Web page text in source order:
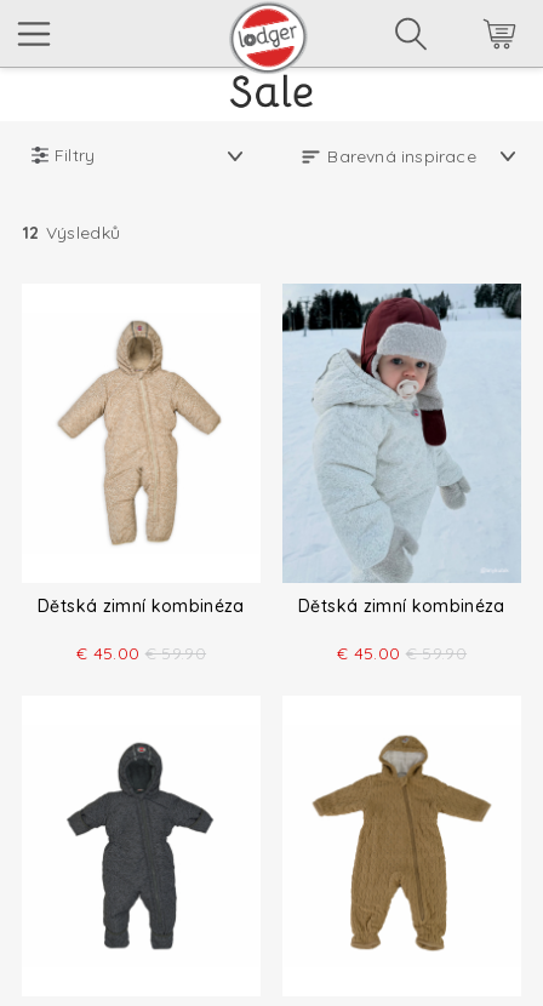
Filtry
12 Výsledků
Dětská zimní kombinéza
€ 45.00 € 59.90
Dětská zimní kombinéza
€ 45.00 € 59.90